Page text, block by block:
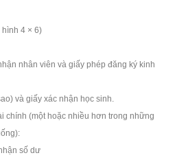
4 × 6)
nhân viên và giấy phép đăng ký kinh
và giấy xác nhận học sinh.
chính (một hoặc nhiều hơn trong những
số dư